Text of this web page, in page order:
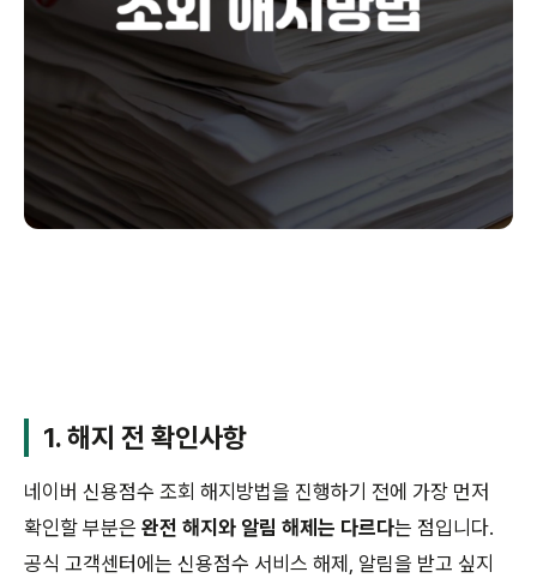
1. 해지 전 확인사항
네이버 신용점수 조회 해지방법을 진행하기 전에 가장 먼저
확인할 부분은 완전 해지와 알림 해제는 다르다는 점입니다.
공식 고객센터에는 신용점수 서비스 해제, 알림을 받고 싶지